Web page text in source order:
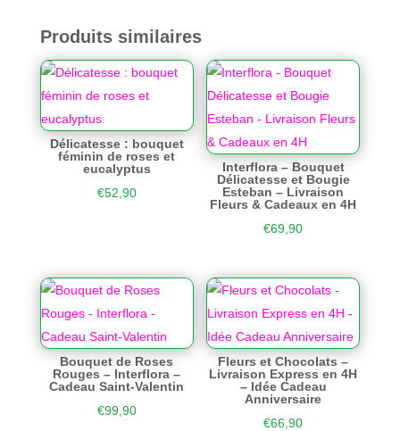
Produits similaires
Délicatesse : bouquet
féminin de roses et
eucalyptus
€52,90
Interflora – Bouquet
Délicatesse et Bougie
Esteban – Livraison
Fleurs & Cadeaux en 4H
€69,90
Bouquet de Roses
Rouges – Interflora –
Cadeau Saint-Valentin
€99,90
Fleurs et Chocolats –
Livraison Express en 4H
– Idée Cadeau
Anniversaire
€66,90